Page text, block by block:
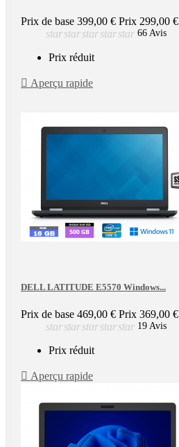
Prix de base 399,00 € Prix 299,00 €
starstarstarstarstar 66 Avis
Prix réduit
 Aperçu rapide
DELL LATITUDE E5570 Windows...
Prix de base 469,00 € Prix 369,00 €
starstarstarstarstar 19 Avis
Prix réduit
 Aperçu rapide